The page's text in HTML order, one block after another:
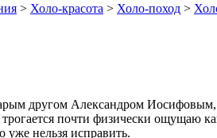
> Холо-красота > Холо-поход >
другом Александром Иосифовым,
почти физически ощущаю
уже нельзя исправить.